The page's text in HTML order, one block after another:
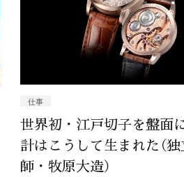
仕事
世界初・江戸切子を盤面
計はこうして生まれた（
師・牧原大造）